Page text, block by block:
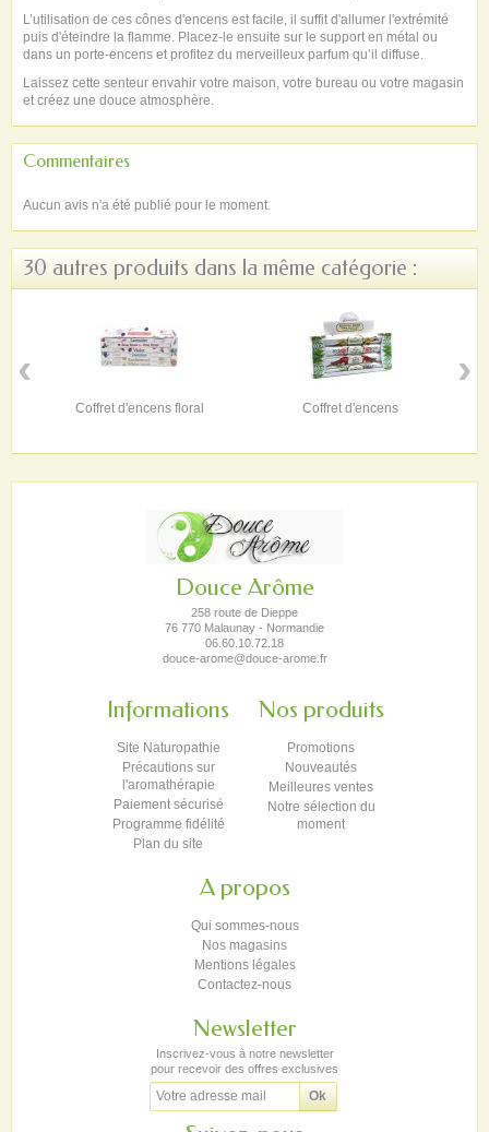
L’utilisation de ces cônes d'encens est facile, il suffit d'allumer l'extrémité
puis d'éteindre la flamme. Placez-le ensuite sur le support en métal ou
dans un porte-encens et profitez du merveilleux parfum qu’il diffuse.
Laissez cette senteur envahir votre maison, votre bureau ou votre magasin
et créez une douce atmosphère.
Commentaires
Aucun avis n'a été publié pour le moment.
30 autres produits dans la même catégorie :
Coffret d'encens floral Coffret d'encens
‹ ›
Douce Arôme
258 route de Dieppe
76 770 Malaunay - Normandie
06.60.10.72.18
douce-arome@douce-arome.fr
Informations
Site Naturopathie
Précautions sur
l'aromathérapie
Paiement sécurisé
Programme fidélité
Plan du site
Nos produits
Promotions
Nouveautés
Meilleures ventes
Notre sélection du
moment
A propos
Qui sommes-nous
Nos magasins
Mentions légales
Contactez-nous
Newsletter
Inscrivez-vous à notre newsletter
pour recevoir des offres exclusives